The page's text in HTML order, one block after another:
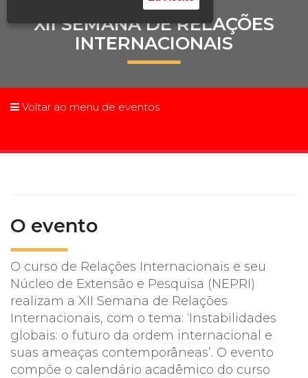
Reingresso
Prouni
Desconto de pontualidade
UATI
XII SEMANA DE RELAÇÕES
INTERNACIONAIS
Voltar ao menu de eventos
O evento
O curso de Relações Internacionais e seu
Núcleo de Extensão e Pesquisa (NEPRI)
realizam a XII Semana de Relações
Internacionais, com o tema: ‘Instabilidades
globais: o futuro da ordem internacional e
suas ameaças contemporâneas’. O evento
compõe o calendário acadêmico do curso